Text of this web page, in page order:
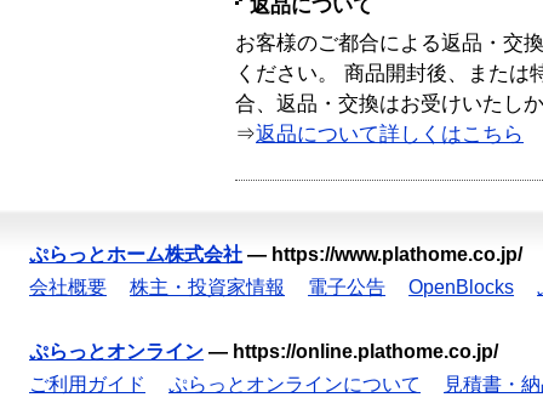
返品について
お客様のご都合による返品・交
ください。 商品開封後、または
合、返品・交換はお受けいたし
⇒返品について詳しくはこちら
ぷらっとホーム株式会社 — https://www.plathome.co.jp/
会社概要
株主・投資家情報 電子公告 OpenBlocks
ぷらっとオンライン — https://online.plathome.co.jp/
ご利用ガイド
ぷらっとオンラインについて
見積書・